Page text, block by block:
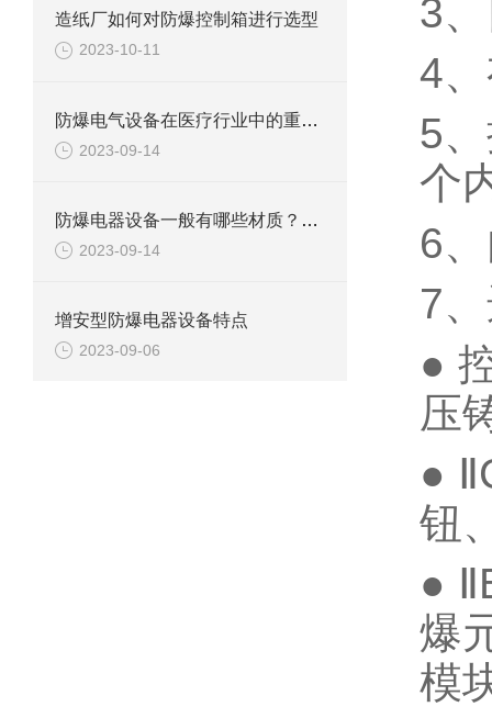
造纸厂如何对防爆控制箱进行选型
2023-10-11
防爆电气设备在医疗行业中的重要应用
2023-09-14
防爆电器设备一般有哪些材质？都有什么特点
2023-09-14
增安型防爆电器设备特点
2023-09-06
3
4
5
个
6
7
●
压
●
钮
●
爆
模